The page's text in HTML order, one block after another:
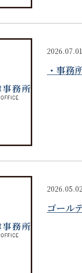
2026.07.01
・事務
2026.05.02
ゴール